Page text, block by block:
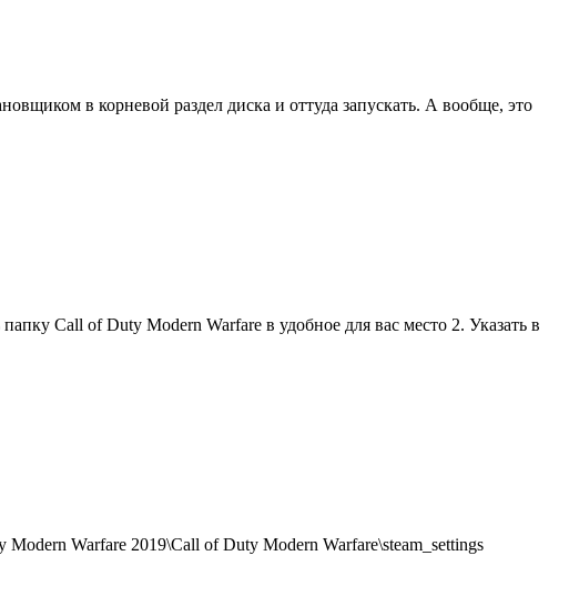
в корневой раздел диска и оттуда запускать. А вообще, это
Call of Duty Modern Warfare в удобное для вас место 2. Указать в
Warfare 2019\Call of Duty Modern Warfare\steam_settings